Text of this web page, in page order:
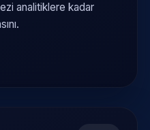
analitiklere kadar